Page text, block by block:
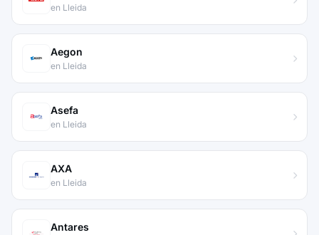
en Lleida
Aegon
en Lleida
Asefa
en Lleida
AXA
en Lleida
Antares